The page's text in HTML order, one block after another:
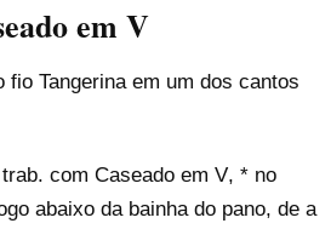
em V
fio Tangerina em um dos cantos
com Caseado em V, * no
abaixo da bainha do pano, de a